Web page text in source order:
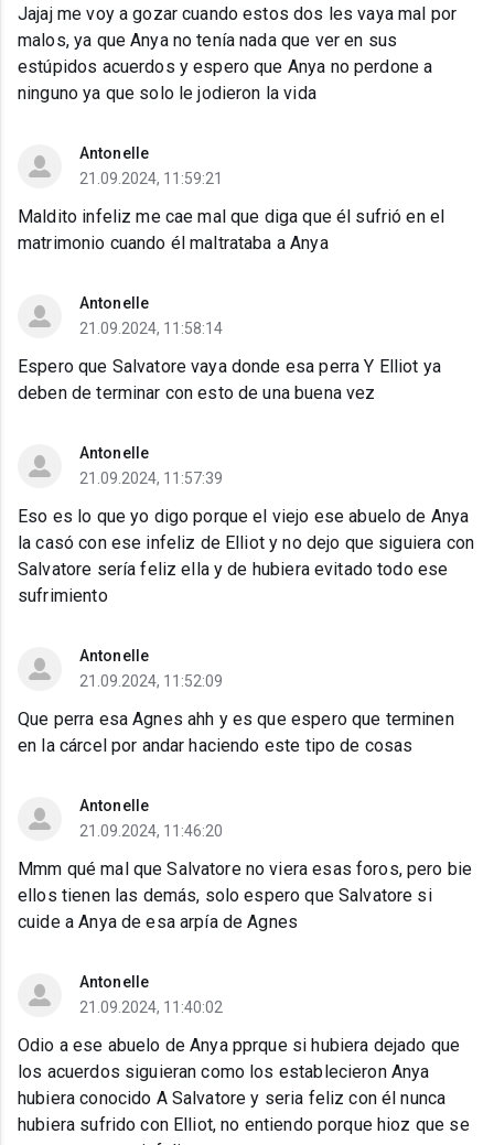
Jajaj me voy a gozar cuando estos dos les vaya mal por
malos, ya que Anya no tenía nada que ver en sus
estúpidos acuerdos y espero que Anya no perdone a
ninguno ya que solo le jodieron la vida
Antonelle
21.09.2024, 11:59:21
Maldito infeliz me cae mal que diga que él sufrió en el
matrimonio cuando él maltrataba a Anya
Antonelle
21.09.2024, 11:58:14
Espero que Salvatore vaya donde esa perra Y Elliot ya
deben de terminar con esto de una buena vez
Antonelle
21.09.2024, 11:57:39
Eso es lo que yo digo porque el viejo ese abuelo de Anya
la casó con ese infeliz de Elliot y no dejo que siguiera con
Salvatore sería feliz ella y de hubiera evitado todo ese
sufrimiento
Antonelle
21.09.2024, 11:52:09
Que perra esa Agnes ahh y es que espero que terminen
en la cárcel por andar haciendo este tipo de cosas
Antonelle
21.09.2024, 11:46:20
Mmm qué mal que Salvatore no viera esas foros, pero bie
ellos tienen las demás, solo espero que Salvatore si
cuide a Anya de esa arpía de Agnes
Antonelle
21.09.2024, 11:40:02
Odio a ese abuelo de Anya pprque si hubiera dejado que
los acuerdos siguieran como los establecieron Anya
hubiera conocido A Salvatore y seria feliz con él nunca
hubiera sufrido con Elliot, no entiendo porque hioz que se